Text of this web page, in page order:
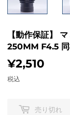
【動作保証】
250MM F4.5
¥2,510
税込
売り切れ